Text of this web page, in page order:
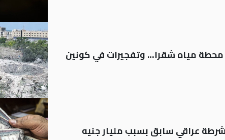
محطة مياه شقرا… وتفجيرات في كونين
عراقي سابق بسبب مليار جنيه